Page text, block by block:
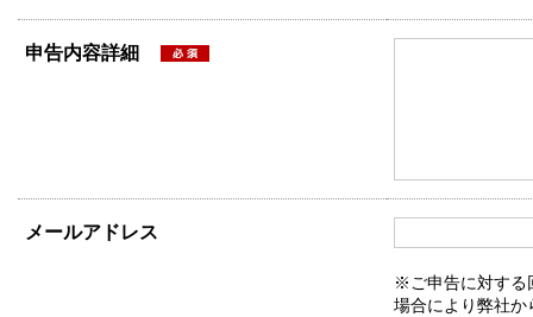
申告内容詳細
メールアドレス
※ご申告に対する
場合により弊社か